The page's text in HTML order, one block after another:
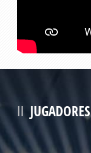
JUGADORES